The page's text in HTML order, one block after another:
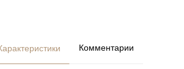
Комментарии